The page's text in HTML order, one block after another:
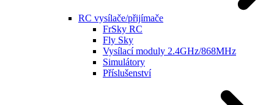
RC vysílače/přijímače
FrSky RC
Fly Sky
Vysílací moduly 2.4GHz/868MHz
Simulátory
Příslušenství